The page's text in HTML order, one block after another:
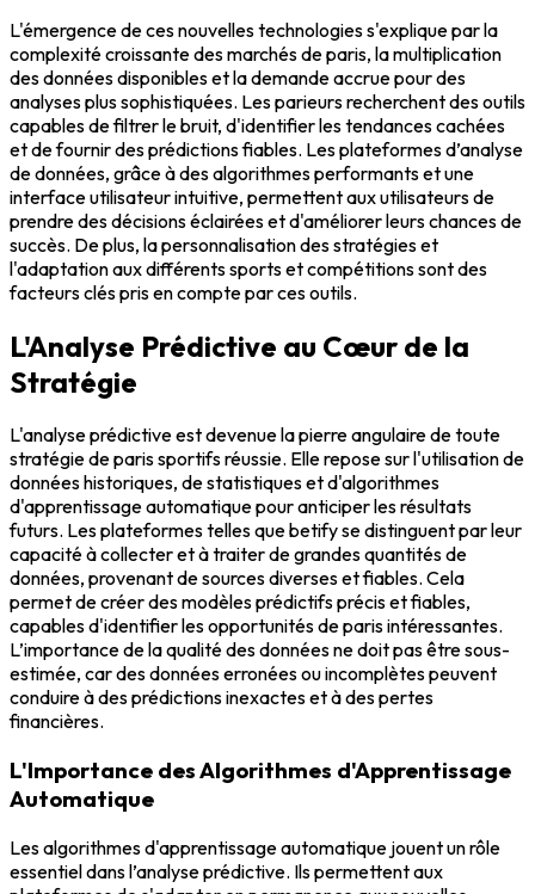
L'émergence de ces nouvelles technologies s'explique par la
complexité croissante des marchés de paris, la multiplication
des données disponibles et la demande accrue pour des
analyses plus sophistiquées. Les parieurs recherchent des outils
capables de filtrer le bruit, d'identifier les tendances cachées
et de fournir des prédictions fiables. Les plateformes d’analyse
de données, grâce à des algorithmes performants et une
interface utilisateur intuitive, permettent aux utilisateurs de
prendre des décisions éclairées et d'améliorer leurs chances de
succès. De plus, la personnalisation des stratégies et
l'adaptation aux différents sports et compétitions sont des
facteurs clés pris en compte par ces outils.
L'Analyse Prédictive au Cœur de la
Stratégie
L'analyse prédictive est devenue la pierre angulaire de toute
stratégie de paris sportifs réussie. Elle repose sur l'utilisation de
données historiques, de statistiques et d'algorithmes
d'apprentissage automatique pour anticiper les résultats
futurs. Les plateformes telles que betify se distinguent par leur
capacité à collecter et à traiter de grandes quantités de
données, provenant de sources diverses et fiables. Cela
permet de créer des modèles prédictifs précis et fiables,
capables d'identifier les opportunités de paris intéressantes.
L’importance de la qualité des données ne doit pas être sous-
estimée, car des données erronées ou incomplètes peuvent
conduire à des prédictions inexactes et à des pertes
financières.
L'Importance des Algorithmes d'Apprentissage
Automatique
Les algorithmes d'apprentissage automatique jouent un rôle
essentiel dans l’analyse prédictive. Ils permettent aux